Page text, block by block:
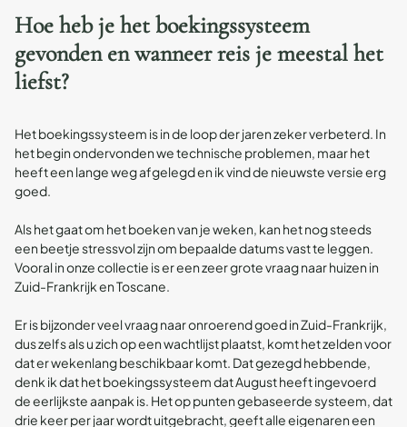
Hoe heb je het boekingssysteem
gevonden en wanneer reis je meestal het
liefst?
Het boekingssysteem is in de loop der jaren zeker verbeterd. In
het begin ondervonden we technische problemen, maar het
heeft een lange weg afgelegd en ik vind de nieuwste versie erg
goed.
Als het gaat om het boeken van je weken, kan het nog steeds
een beetje stressvol zijn om bepaalde datums vast te leggen.
Vooral in onze collectie is er een zeer grote vraag naar huizen in
Zuid-Frankrijk en Toscane.
Er is bijzonder veel vraag naar onroerend goed in Zuid-Frankrijk,
dus zelfs als u zich op een wachtlijst plaatst, komt het zelden voor
dat er wekenlang beschikbaar komt. Dat gezegd hebbende,
denk ik dat het boekingssysteem dat August heeft ingevoerd
de eerlijkste aanpak is. Het op punten gebaseerde systeem, dat
drie keer per jaar wordt uitgebracht, geeft alle eigenaren een